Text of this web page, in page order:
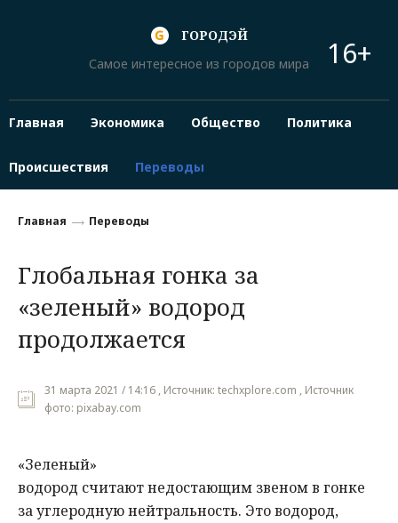
ГОРОДЭЙ
Самое интересное из городов мира
16+
Главная Экономика Общество Политика
Происшествия Переводы
Главная Переводы
Глобальная гонка за
«зеленый» водород
продолжается
31 марта 2021 / 14:16 , Источник: techxplore.com , Источник
фото: pixabay.com
«Зеленый»
водород считают недостающим звеном в гонке
за углеродную нейтральность. Это водород,